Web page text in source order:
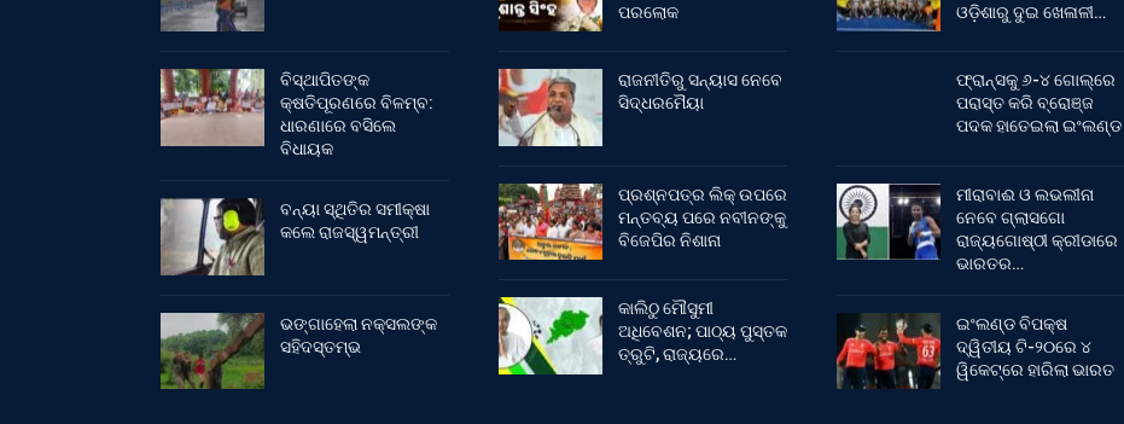
ବିସ୍ଥାପିତଙ୍କ
କ୍ଷତିପୂରଣରେ ବିଳମ୍ବ:
ଧାରଣାରେ ବସିଲେ
ବିଧାୟକ
ବନ୍ୟା ସ୍ଥିତିର ସମୀକ୍ଷା
କଲେ ରାଜସ୍ୱମନ୍ତ୍ରୀ
ଭଙ୍ଗାହେଲା ନକ୍ସଲଙ୍କ
ସହିଦସ୍ତମ୍ଭ
ପରଲୋକ
ରାଜନୀତିରୁ ସନ୍ୟାସ ନେବେ
ସିଦ୍ଧରମୈୟା
ପ୍ରଶ୍ନପତ୍ର ଲିକ୍ ଉପରେ
ମନ୍ତବ୍ୟ ପରେ ନବୀନଙ୍କୁ
ବିଜେପିର ନିଶାନା
କାଲିଠୁ ମୌସୁମୀ
ଅଧିବେଶନ; ପାଠ୍ୟ ପୁସ୍ତକ
ତ୍ରୁଟି, ରାଜ୍ୟରେ…
ଓଡ଼ିଶାରୁ ଦୁଇ ଖେଳାଳୀ…
ଫ୍ରାନ୍ସକୁ ୬-୪ ଗୋଲ୍‌ରେ
ପରାସ୍ତ କରି ବ୍ରୋଞ୍ଜ
ପଦକ ହାତେଇଲା ଇଂଲଣ୍ଡ
ମୀରାବାଈ ଓ ଲଭଲୀନା
ନେବେ ଗ୍ଲାସଗୋ
ରାଜ୍ୟଗୋଷ୍ଠୀ କ୍ରୀଡାରେ
ଭାରତର…
ଇଂଲଣ୍ଡ ବିପକ୍ଷ
ଦ୍ୱିତୀୟ ଟି-୨୦ରେ ୪
ୱିକେଟ୍‌ରେ ହାରିଲା ଭାରତ